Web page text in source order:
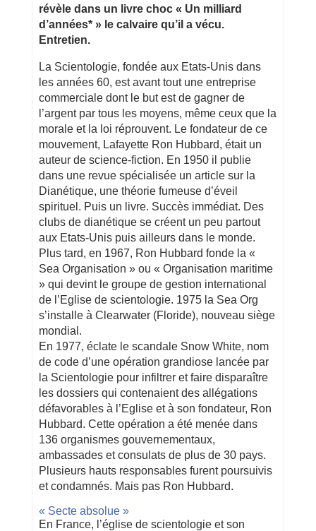
révèle dans un livre choc « Un milliard
d’années* » le calvaire qu’il a vécu.
Entretien.
La Scientologie, fondée aux Etats-Unis dans
les années 60, est avant tout une entreprise
commerciale dont le but est de gagner de
l’argent par tous les moyens, même ceux que la
morale et la loi réprouvent. Le fondateur de ce
mouvement, Lafayette Ron Hubbard, était un
auteur de science-fiction. En 1950 il publie
dans une revue spécialisée un article sur la
Dianétique, une théorie fumeuse d’éveil
spirituel. Puis un livre. Succès immédiat. Des
clubs de dianétique se créent un peu partout
aux Etats-Unis puis ailleurs dans le monde.
Plus tard, en 1967, Ron Hubbard fonde la «
Sea Organisation » ou « Organisation maritime
» qui devint le groupe de gestion international
de l’Eglise de scientologie. 1975 la Sea Org
s’installe à Clearwater (Floride), nouveau siège
mondial.
En 1977, éclate le scandale Snow White, nom
de code d’une opération grandiose lancée par
la Scientologie pour infiltrer et faire disparaître
les dossiers qui contenaient des allégations
défavorables à l’Eglise et à son fondateur, Ron
Hubbard. Cette opération a été menée dans
136 organismes gouvernementaux,
ambassades et consulats de plus de 30 pays.
Plusieurs hauts responsables furent poursuivis
et condamnés. Mais pas Ron Hubbard.
« Secte absolue »
En France, l’église de scientologie et son